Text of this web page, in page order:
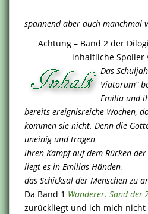
spannend aber auch manchmal
Achtung – Band 2 der
inhaltliche Spoiler
Das
Viatorum“
Emilia und
bereits ereignisreiche Wochen,
kommen sie nicht. Denn die
uneinig und tragen
ihren Kampf auf dem Rücken
liegt es in Emilias Händen,
das Schicksal der Menschen zu
Da Band 1 Wanderer. Sand der
zurückliegt und ich mich nicht